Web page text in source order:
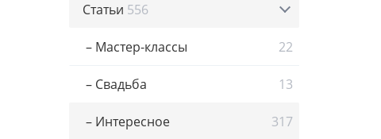
Статьи 556
– Мастер-классы 22
– Свадьба 13
– Интересное 317